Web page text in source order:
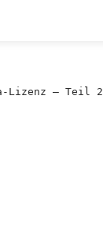
Lizenz – Teil 2